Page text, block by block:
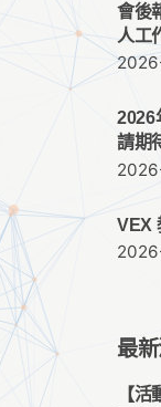
會後
人工
2026
請期
VEX
最
【